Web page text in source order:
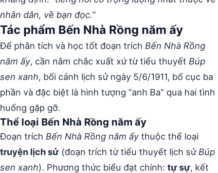
nhân dân, về bạn đọc.”
Tác phẩm Bến Nhà Rồng năm ấy
Để phân tích và học tốt đoạn trích Bến Nhà Rồng
năm ấy, cần nắm chắc xuất xứ từ tiểu thuyết Búp
sen xanh, bối cảnh lịch sử ngày 5/6/1911, bố cục ba
phần và đặc biệt là hình tượng “anh Ba” qua hai tình
huống gặp gỡ.
Thể loại Bến Nhà Rồng năm ấy
Đoạn trích Bến Nhà Rồng năm ấythuộc thể loại
truyện lịch sử (đoạn trích từ tiểu thuyết lịch sử Búp
sen xanh). Phương thức biểu đạt chính: tự sự, kết